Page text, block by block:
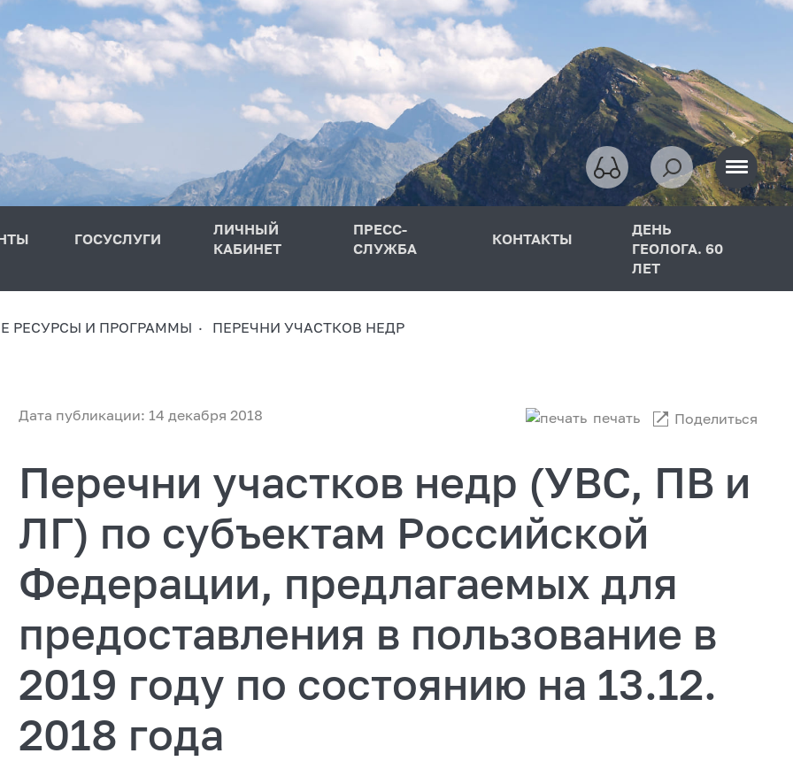
ГОСУСЛУГИ
ЛИЧНЫЙ
КАБИНЕТ
ПРЕСС-
СЛУЖБА
КОНТАКТЫ
ДЕНЬ
ГЕОЛОГА. 60
ЛЕТ
РЕСУРСЫ И ПРОГРАММЫ ПЕРЕЧНИ УЧАСТКОВ НЕДР
Дата публикации: 14 декабря 2018 печать Поделиться
Перечни участков недр (УВС, ПВ и
ЛГ) по субъектам Российской
Федерации, предлагаемых для
предоставления в пользование в
2019 году по состоянию на 13.12.
2018 года